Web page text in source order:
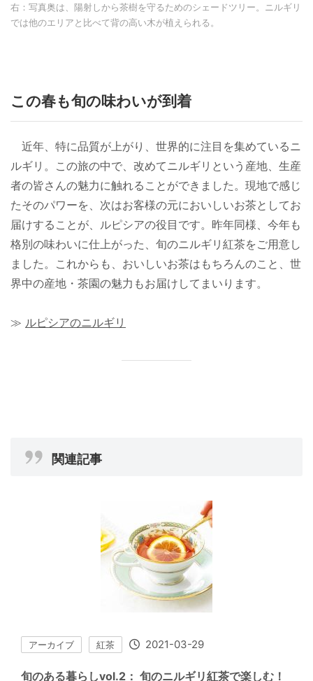
右：写真奥は、陽射しから茶樹を守るためのシェードツリー。ニルギリ
では他のエリアと比べて背の高い木が植えられる。
この春も旬の味わいが到着
近年、特に品質が上がり、世界的に注目を集めているニ
ルギリ。この旅の中で、改めてニルギリという産地、生産
者の皆さんの魅力に触れることができました。現地で感じ
たそのパワーを、次はお客様の元においしいお茶としてお
届けすることが、ルピシアの役目です。昨年同様、今年も
格別の味わいに仕上がった、旬のニルギリ紅茶をご用意し
ました。これからも、おいしいお茶はもちろんのこと、世
界中の産地・茶園の魅力もお届けしてまいります。
≫ ルピシアのニルギリ
関連記事
アーカイブ 紅茶 2021-03-29
旬のある暮らしvol.2： 旬のニルギリ紅茶で楽しむ！